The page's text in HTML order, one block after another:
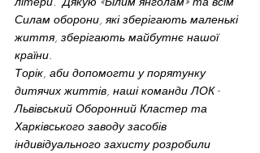
Силам оборони, які зберігають маленькі
життя, зберігають майбутнє нашої
країни.
Торік, аби допомогти у порятунку
дитячих життів, наші команди ЛОК -
Львівський Оборонний Кластер та
Харківського заводу засобів
індивідуального захисту розробили